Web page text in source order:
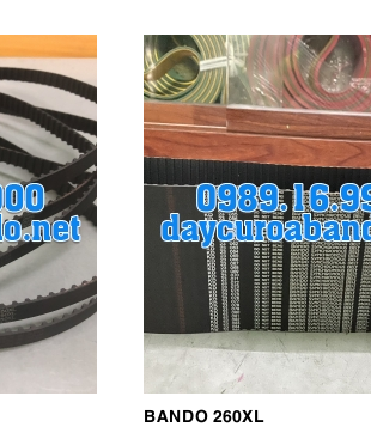
BANDO 260XL